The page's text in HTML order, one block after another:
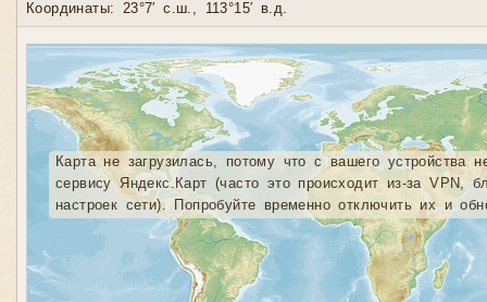
Координаты: 23°7′ с.ш., 113°15′ в.д.
Карта не загрузилась, потому что с вашего устройства
сервису Яндекс.Карт (часто это происходит из-за VPN,
настроек сети). Попробуйте временно отключить их и